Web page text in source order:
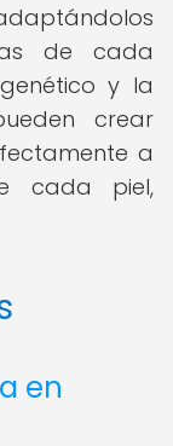
de cada
y la
crear
a
cada piel,
en